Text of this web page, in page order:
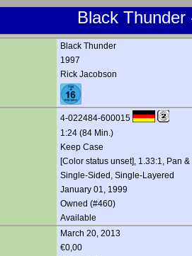
Black
Black Thunder
1997
Rick Jacobson
4-022484-600015
1:24 (84 Min.)
Keep Case
[Color status unset], 1.33:1, Pan &
Single-Sided, Single-Layered
January 01, 1999
Owned (#460)
Available
March 20, 2013
€0,00